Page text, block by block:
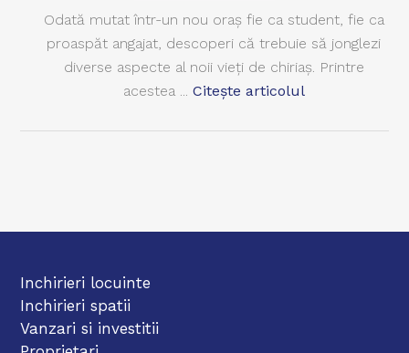
Odată mutat într-un nou oraş fie ca student, fie ca
proaspăt angajat, descoperi că trebuie să jonglezi
diverse aspecte al noii vieţi de chiriaş. Printre
acestea ... Citește articolul
Inchirieri locuinte
Inchirieri spatii
Vanzari si investitii